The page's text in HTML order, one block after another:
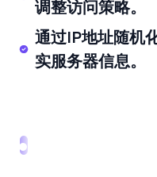
调整访问策略。
通过IP地址随机
实服务器信息。